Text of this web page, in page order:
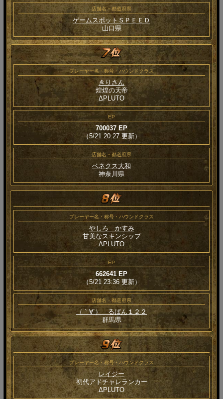
店舗名・都道府県
ゲームスポットＳＰＥＥＤ
山口県
プレーヤー名・称号・ハウンドクラス
きりさん
煌煌の天帝
ΔPLUTO
EP
700037 EP
（5/21 20:27 更新）
店舗名・都道府県
ベネクス大和
神奈川県
プレーヤー名・称号・ハウンドクラス
やしろ かすみ
甘美なスキンシップ
ΔPLUTO
EP
662641 EP
（5/21 23:36 更新）
店舗名・都道府県
（｀∀´） るぱん１２２
群馬県
プレーヤー名・称号・ハウンドクラス
レイジー
初代アドチャレランカー
ΔPLUTO